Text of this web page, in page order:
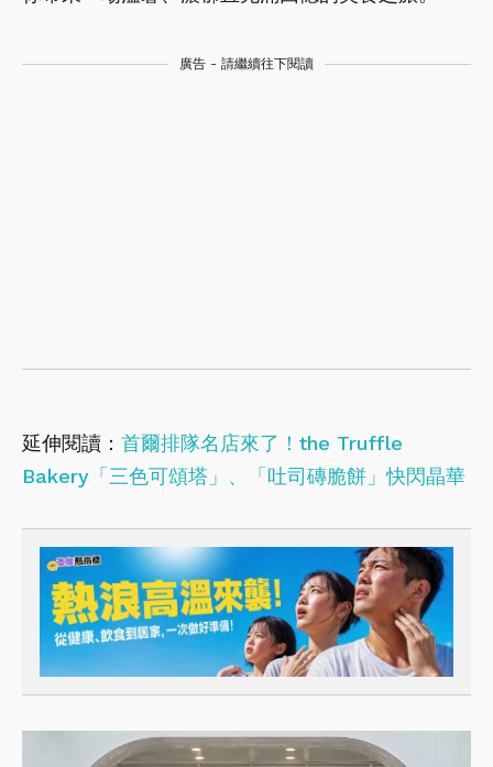
廣告 - 請繼續往下閱讀
延伸閱讀： 首爾排隊名店來了！the Truffle
Bakery「三色可頌塔」、「吐司磚脆餅」快閃晶華